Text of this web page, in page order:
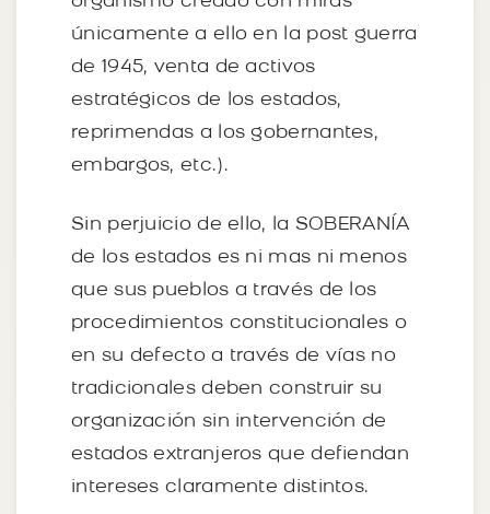
únicamente a ello en la post guerra
de 1945, venta de activos
estratégicos de los estados,
reprimendas a los gobernantes,
embargos, etc.).
Sin perjuicio de ello, la SOBERANÍA
de los estados es ni mas ni menos
que sus pueblos a través de los
procedimientos constitucionales o
en su defecto a través de vías no
tradicionales deben construir su
organización sin intervención de
estados extranjeros que defiendan
intereses claramente distintos.